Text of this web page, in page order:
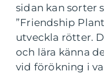
sidan kan sorter
”Friendship
utveckla rötter.
och lära känna
vid förökning i